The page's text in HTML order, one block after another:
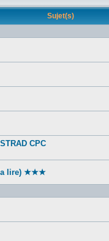
Sujet(s)
CPC
la lire) ★★★